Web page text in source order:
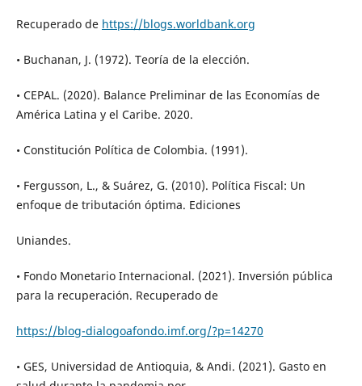
Recuperado de https://blogs.worldbank.org
• Buchanan, J. (1972). Teoría de la elección.
• CEPAL. (2020). Balance Preliminar de las Economías de
América Latina y el Caribe. 2020.
• Constitución Política de Colombia. (1991).
• Fergusson, L., & Suárez, G. (2010). Política Fiscal: Un
enfoque de tributación óptima. Ediciones
Uniandes.
• Fondo Monetario Internacional. (2021). Inversión pública
para la recuperación. Recuperado de
https://blog-dialogoafondo.imf.org/?p=14270
• GES, Universidad de Antioquia, & Andi. (2021). Gasto en